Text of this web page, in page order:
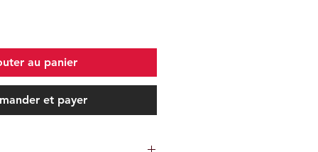
au panier
et payer